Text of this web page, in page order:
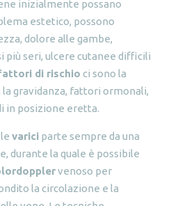
inizialmente possano
estetico, possono
dolore alle gambe,
più seri, ulcere cutanee difficili
di rischio ci sono la
gravidanza, fattori ormonali,
in posizione eretta.
varici parte sempre da una
durante la quale è possibile
venoso per
la circolazione e la